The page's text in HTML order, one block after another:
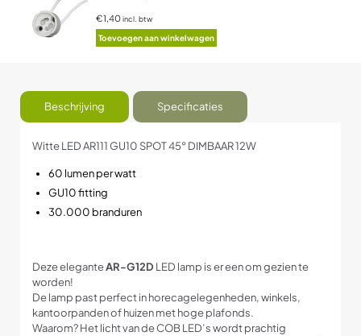
€1,40incl. btw
Toevoegen aan winkelwagen
Beschrijving Specificaties
Witte LED AR111 GU10 SPOT 45° DIMBAAR 12W
60 lumen per watt
GU10 fitting
30.000 branduren
Deze eleganteAR-G12D LED lamp is er een om gezien te
worden!
De lamp past perfect in horecagelegenheden, winkels,
kantoorpanden of huizen met hoge plafonds.
Waarom? Het licht van de COB LED’s wordt prachtig